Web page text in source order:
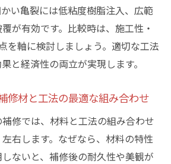
い亀裂には低粘度樹脂注入、広範
が有効です。比較時は、施工性・
を軸に検討しましょう。適切な工法
と経済性の両立が実現します。
修材と工法の最適な組み合わせ
修では、材料と工法の組み合わせ
右します。なぜなら、材料の特性
ないと、補修後の耐久性や美観が